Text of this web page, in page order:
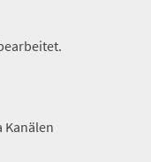
Kanälen